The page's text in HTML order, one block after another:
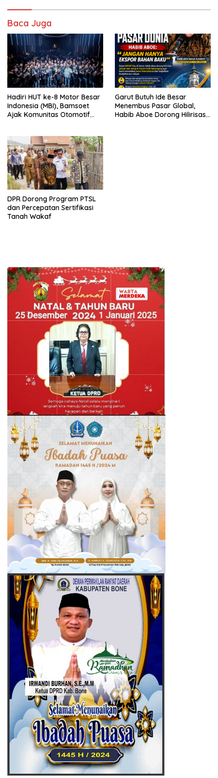
Baca Juga
Hadiri HUT ke-8 Motor Besar
Indonesia (MBI), Bamsoet
Ajak Komunitas Otomotif
Derasnya Provokasi Pecah
Belah Bangsa
Garut Butuh Ide Besar
Menembus Pasar Global,
Habib Aboe Dorong Hilirisasi
DPR Dorong Program PTSL
dan Percepatan Sertifikasi
Tanah Wakaf